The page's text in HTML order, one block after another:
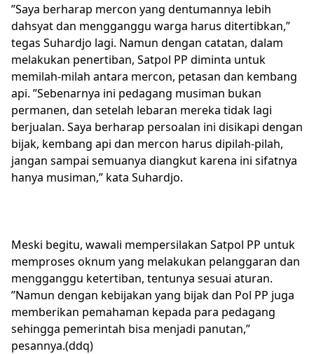
”Saya berharap mercon yang dentumannya lebih
dahsyat dan mengganggu warga harus ditertibkan,”
tegas Suhardjo lagi. Namun dengan catatan, dalam
melakukan penertiban, Satpol PP diminta untuk
memilah-milah antara mercon, petasan dan kembang
api. ”Sebenarnya ini pedagang musiman bukan
permanen, dan setelah lebaran mereka tidak lagi
berjualan. Saya berharap persoalan ini disikapi dengan
bijak, kembang api dan mercon harus dipilah-pilah,
jangan sampai semuanya diangkut karena ini sifatnya
hanya musiman,” kata Suhardjo.
Meski begitu, wawali mempersilakan Satpol PP untuk
memproses oknum yang melakukan pelanggaran dan
mengganggu ketertiban, tentunya sesuai aturan.
”Namun dengan kebijakan yang bijak dan Pol PP juga
memberikan pemahaman kepada para pedagang
sehingga pemerintah bisa menjadi panutan,”
pesannya.(ddq)